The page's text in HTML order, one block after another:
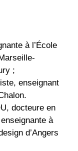
à l’École
;
enseignant
docteure en
à
d’Angers